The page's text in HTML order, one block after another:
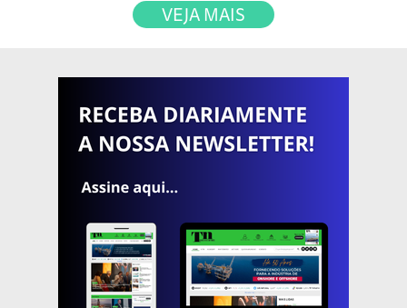
VEJA MAIS